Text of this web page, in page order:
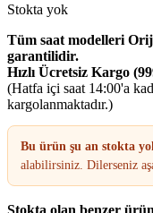
Stokta yok
Tüm saat modelleri
garantilidir.
Hızlı Ücretsiz Kargo
(Hatfa içi saat 14:00'a
kargolanmaktadır.)
Bu ürün şu an stokta
alabilirsiniz. Dilerseniz
Stokta olan benzer